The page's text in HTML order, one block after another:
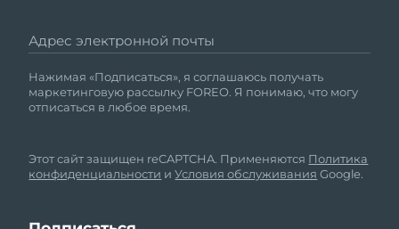
Адрес электронной почты
Нажимая «Подписаться», я соглашаюсь получать
маркетинговую рассылку FOREO. Я понимаю, что могу
отписаться в любое время.
Этот сайт защищен reCAPTCHA. Применяются Политика
конфиденциальности иУсловия обслуживания Google.